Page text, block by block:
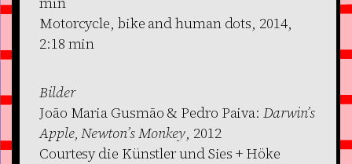
Motorcycle, bike and human dots, 2014,
2:18 min
Bilder
João Maria Gusmão & Pedro Paiva: Darwin’s
Apple, Newton’s Monkey, 2012
Courtesy die Künstler und Sies + Höke